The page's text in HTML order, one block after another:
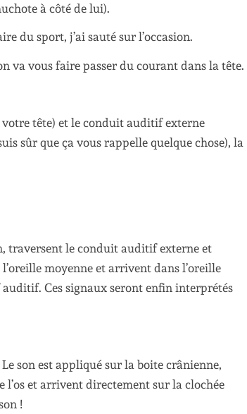
à côté de lui).
du sport, j’ai sauté sur l’occasion.
va vous faire passer du courant dans la tête.
votre tête) et le conduit auditif externe
sûr que ça vous rappelle quelque chose), la
traversent le conduit auditif externe et
moyenne et arrivent dans l’oreille
Ces signaux seront enfin interprétés
son est appliqué sur la boite crânienne,
l’os et arrivent directement sur la clochée
!